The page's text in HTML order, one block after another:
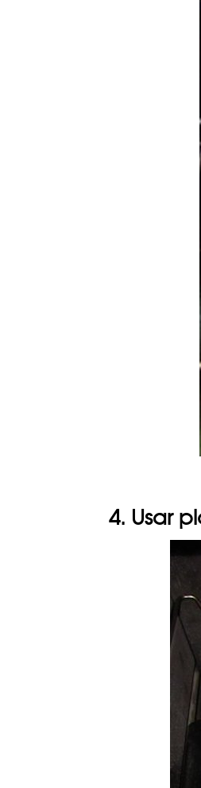
4. Usar